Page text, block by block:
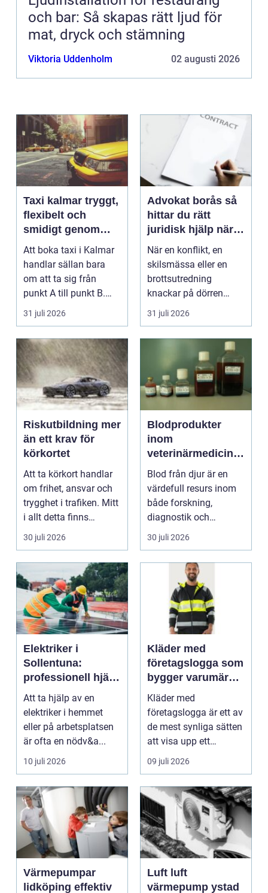
och bar: Så skapas rätt ljud för
mat, dryck och stämning
Viktoria Uddenholm 02 augusti 2026
Taxi kalmar tryggt,
flexibelt och
smidigt genom
hela resan
Att boka taxi i Kalmar
handlar sällan bara
om att ta sig från
punkt A till punkt B.
För många är res...
31 juli 2026
Advokat borås så
hittar du rätt
juridisk hjälp när
livet krånglar
När en konflikt, en
skilsmässa eller en
brottsutredning
knackar på dörren
förändras vardagen
snabbt....
31 juli 2026
Riskutbildning mer
än ett krav för
körkortet
Att ta körkort handlar
om frihet, ansvar och
trygghet i trafiken. Mitt
i allt detta finns
riskutbild...
30 juli 2026
Blodprodukter
inom
veterinärmedicin
funktion, kvalitet
och användning
Blod från djur är en
värdefull resurs inom
både forskning,
diagnostik och
veterinärmedicin. När
blod...
30 juli 2026
Elektriker i
Sollentuna:
professionell hjälp
när du behöver det
Att ta hjälp av en
elektriker i hemmet
eller på arbetsplatsen
är ofta en nödv&a...
10 juli 2026
Kläder med
företagslogga som
bygger varumärke
i vardagen
Kläder med
företagslogga är ett av
de mest synliga sätten
att visa upp ett
varum...
09 juli 2026
Värmepumpar
lidköping effektiv
Luft luft
värmepump ystad